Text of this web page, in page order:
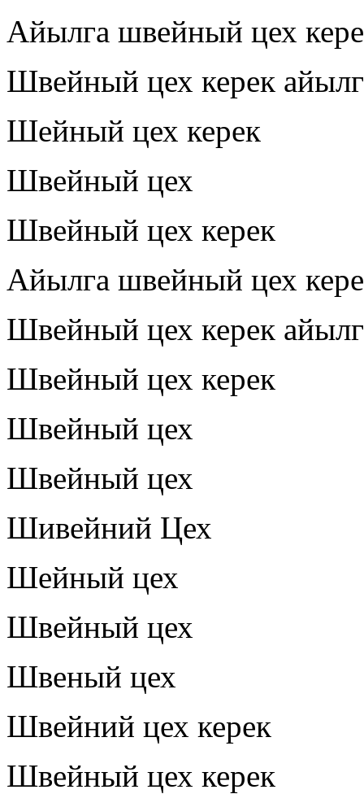
Айылга швейный цех
Швейный цех керек
Шейный цех керек
Швейный цех
Швейный цех керек
Айылга швейный цех
Швейный цех керек
Швейный цех керек
Швейный цех
Швейный цех
Шивейний Цех
Шейный цех
Швейный цех
Швеный цех
Швейний цех керек
Швейный цех керек